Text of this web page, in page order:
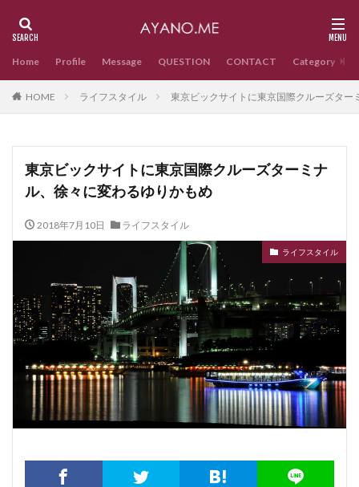
Home Profile Message QUESTION CONTACT Category
HOME ライフスタイル 東京ビックサイトに東京国際クルーズター
東京ビックサイトに東京国際クルーズターミナ
ル、徐々に変わるゆりかもめ
2018年7月10日 ライフスタイル
ライフスタイル